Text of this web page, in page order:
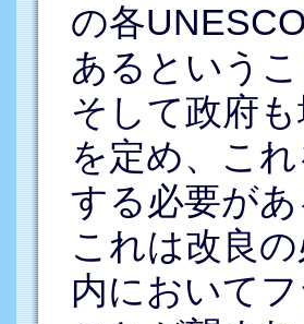
の各
あるという
そして政府
を定め、こ
する必要が
これは改良
内において